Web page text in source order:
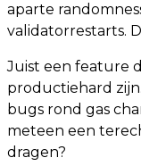
aparte
validatorrestarts.
Juist een feature
productiehard
bugs rond gas
meteen een
dragen?